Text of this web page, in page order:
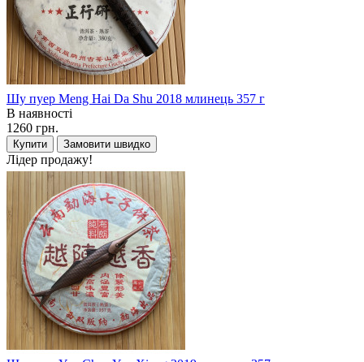
Шу пуер Meng Hai Da Shu 2018 млинець 357 г
В наявності
1260 грн.
Купити Замовити швидко
Лідер продажу!